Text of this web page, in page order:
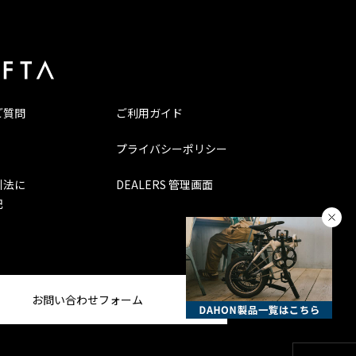
質問 ご利用ガイド
プライバシーポリシー
に
DEALERS 管理画面
お問い合わせフォーム